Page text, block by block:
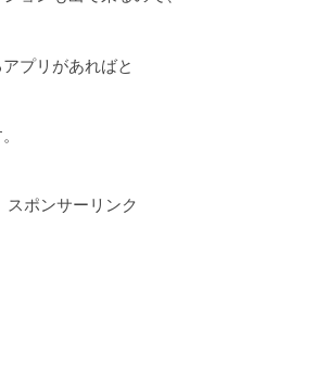
プリがあればと
スポンサーリンク